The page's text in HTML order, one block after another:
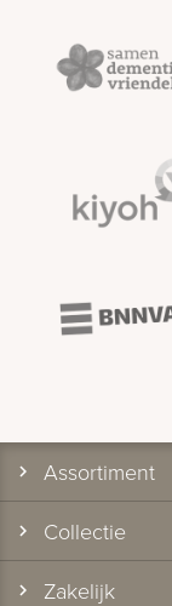
Assortiment
Collectie
Zakelijk